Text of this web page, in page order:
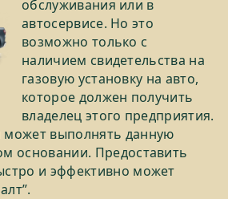
обслуживания или в
автосервисе. Но это
возможно только с
наличием свидетельства на
газовую установку на авто,
которое должен получить
владелец этого предприятия.
выполнять данную
основании. Предоставить
и эффективно может